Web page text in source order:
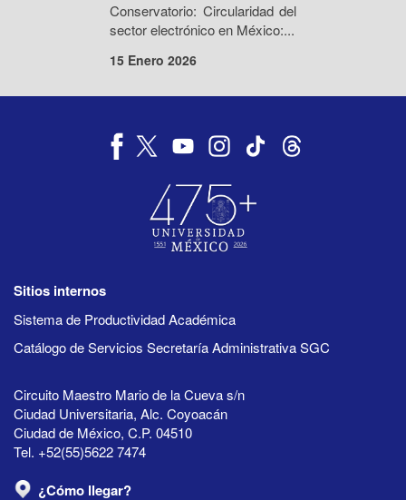
Conservatorio: Circularidad del
sector electrónico en México:...
15 Enero 2026
Sitios internos
Sistema de Productividad Académica
Catálogo de Servicios Secretaría Administrativa SGC
Circuito Maestro Mario de la Cueva s/n
Ciudad Universitaria, Alc. Coyoacán
Ciudad de México, C.P. 04510
Tel. +52(55)5622 7474
¿Cómo llegar?